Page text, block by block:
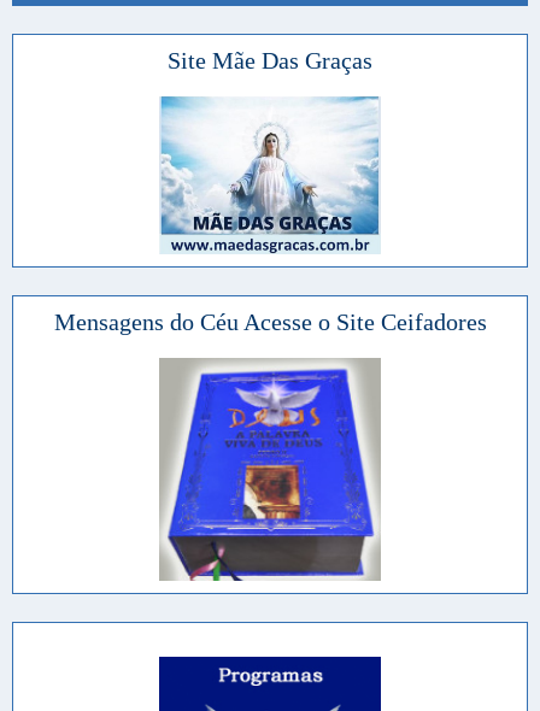
Site Mãe Das Graças
Mensagens do Céu Acesse o Site Ceifadores